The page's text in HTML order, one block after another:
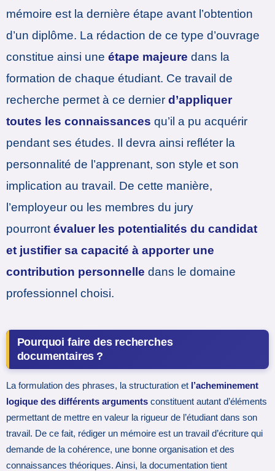
mémoire est la dernière étape avant l’obtention
d’un diplôme. La rédaction de ce type d’ouvrage
constitue ainsi une étape majeure dans la
formation de chaque étudiant. Ce travail de
recherche permet à ce dernier d’appliquer
toutes les connaissances qu’il a pu acquérir
pendant ses études. Il devra ainsi refléter la
personnalité de l’apprenant, son style et son
implication au travail. De cette manière,
l’employeur ou les membres du jury
pourront évaluer les potentialités du candidat
et justifier sa capacité à apporter une
contribution personnelle dans le domaine
professionnel choisi.
Pourquoi faire des recherches
documentaires ?
La formulation des phrases, la structuration et l’acheminement
logique des différents arguments constituent autant d’éléments
permettant de mettre en valeur la rigueur de l’étudiant dans son
travail. De ce fait, rédiger un mémoire est un travail d’écriture qui
demande de la cohérence, une bonne organisation et des
connaissances théoriques. Ainsi, la documentation tient